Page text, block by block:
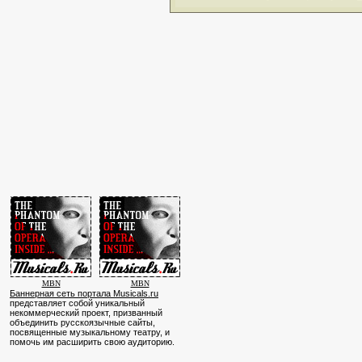
MBN MBN
Баннерная сеть портала Musicals.ru
представляет собой уникальный
некоммерческий проект, призванный
объединить русскоязычные сайты,
посвященные музыкальному театру, и
помочь им расширить свою аудиторию.